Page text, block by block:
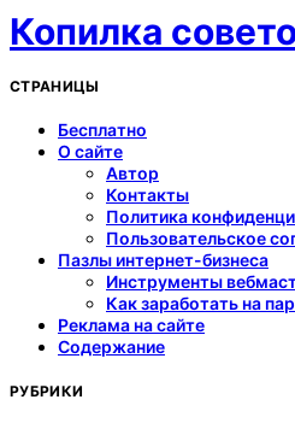
Копилка
СТРАНИЦЫ
Бесплатно
О сайте
Автор
Контакты
Политика
Пользовательское
Пазлы интернет-бизнеса
Инструменты
Как заработать на
Реклама на сайте
Содержание
РУБРИКИ